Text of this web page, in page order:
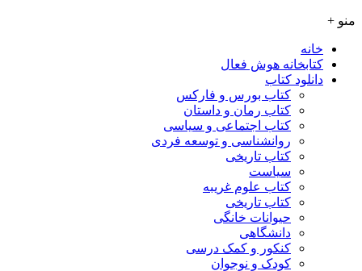
منو +
خانه
کتابخانه هوش فعال
دانلود کتاب
کتاب بورس و فارکس
کتاب رمان و داستان
کتاب اجتماعی و سیاسی
روانشناسی و توسعه فردی
کتاب تاریخی
سیاست
کتاب علوم غریبه
کتاب تاریخی
حیوانات خانگی
دانشگاهی
کنکور و کمک‌ درسی
کودک و نوجوان